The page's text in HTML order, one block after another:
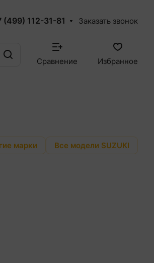
(499) 112-31-81 Заказать звонок
Сравнение Избранное
марки Все модели SUZUKI